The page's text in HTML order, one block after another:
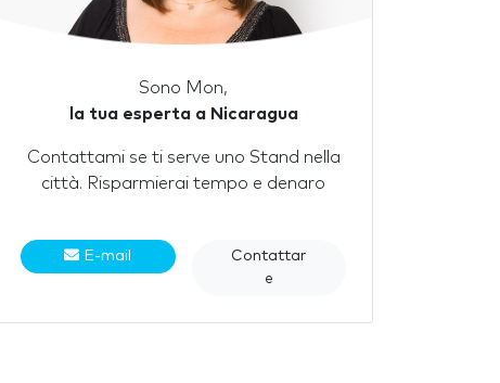
Sono Mon,
la tua esperta a Nicaragua
Contattami se ti serve uno Stand nella
città. Risparmierai tempo e denaro
E-mail
Contattar
e